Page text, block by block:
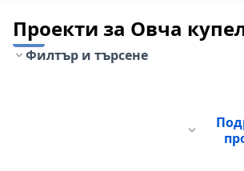
Проекти за Овча
Филтър и търсене